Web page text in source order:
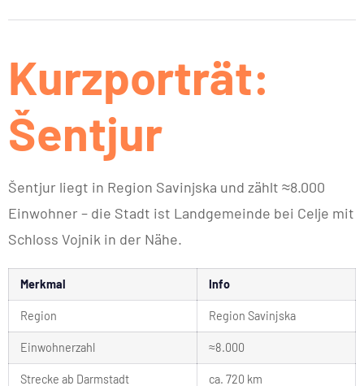
Kurzporträt:
Šentjur
Šentjur liegt in Region Savinjska und zählt ≈8.000
Einwohner – die Stadt ist Landgemeinde bei Celje mit
Schloss Vojnik in der Nähe.
Merkmal Info
Region Region Savinjska
Einwohnerzahl ≈8.000
Strecke ab Darmstadt ca. 720 km